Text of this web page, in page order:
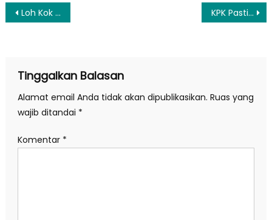
Navigasi
Loh Kok Tum Band Siap Keliling Indonesia Tur 10 Kota di Tahun 2025 KPK Pastikan Dalami Dugaan Uang CSR BI Mengalir ke Semua Anggota Komisi XI
Tinggalkan Balasan
Alamat email Anda tidak akan dipublikasikan. Ruas yang
wajib ditandai *
Komentar *